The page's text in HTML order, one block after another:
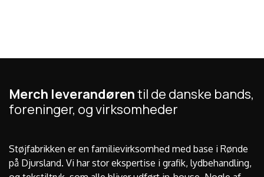
Merch leverandørentil de danske bands,
foreninger, og virksomheder
Støjfabrikken er en familievirksomhed med base i Rønde
på Djursland. Vi har stor ekspertise i grafik, lydbehandling,